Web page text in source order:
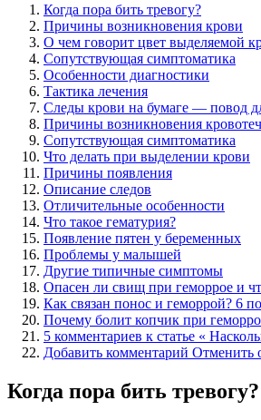
Когда пора бить тревогу?
Причины возникновения крови
О чем говорит цвет выделяемой
Сопутствующая симптоматика
Особенности диагностики
Тактика лечения
Следы крови на бумаге — повод
Причины возникновения
Сопутствующая симптоматика
Что делать при выделении крови
Причины появления
Описание следов
Отличительные особенности
Что такое гематурия?
Появление пятен у беременных
Проблемы у малышей
Другие типичные симптомы
Опасен ли свищ при геморрое и
Как связан понос и геморрой? 6
Почему болит копчик при
5 комментариев к статье «
Добавить комментарий Отменить
Когда пора бить тревогу?